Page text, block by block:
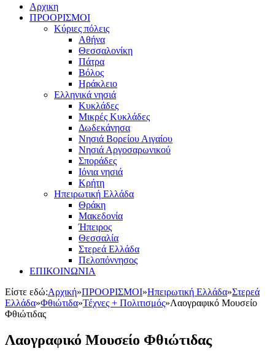
Αρχικη
ΠΡΟΟΡΙΣΜΟΙ
Κύριες πόλεις
Αθήνα
Θεσσαλονίκη
Πάτρα
Βόλος
Ηράκλειο
Ελληνικά νησιά
Κυκλάδες
Μικρές Κυκλάδες
Δωδεκάνησα
Νησιά Βορείου Αιγαίου
Νησιά Αργοσαρωνικού
Σποράδες
Ιόνια νησιά
Κρήτη
Ηπειρωτική Ελλάδα
Θράκη
Μακεδονία
Ήπειρος
Θεσσαλία
Στερεά Ελλάδα
Πελοπόννησος
ΕΠΙΚΟΙΝΩΝΙΑ
Είστε εδώ:Αρχική»ΠΡΟΟΡΙΣΜΟΙ»Ηπειρωτική Ελλάδα»Στερεά
Ελλάδα»Φθιώτιδα»Τέχνες + Πολιτισμός»Λαογραφικό Μουσείο
Φθιώτιδας
Λαογραφικό Μουσείο Φθιώτιδας